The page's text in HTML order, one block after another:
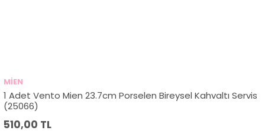
MİEN
1 Adet Vento Mien 23.7cm Porselen Bireysel Kahvaltı Servis
(25066)
510,00 TL